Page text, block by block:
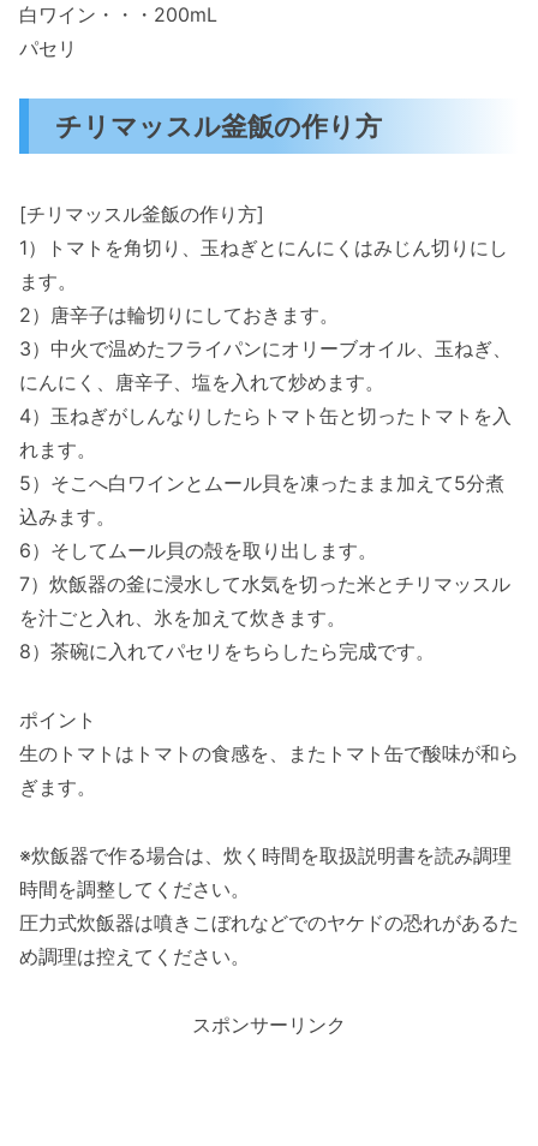
白ワイン・・・200mL
パセリ
チリマッスル釜飯の作り方
[チリマッスル釜飯の作り方]
1）トマトを角切り、玉ねぎとにんにくはみじん切りにし
ます。
2）唐辛子は輪切りにしておきます。
3）中火で温めたフライパンにオリーブオイル、玉ねぎ、
にんにく、唐辛子、塩を入れて炒めます。
4）玉ねぎがしんなりしたらトマト缶と切ったトマトを入
れます。
5）そこへ白ワインとムール貝を凍ったまま加えて5分煮
込みます。
6）そしてムール貝の殻を取り出します。
7）炊飯器の釜に浸水して水気を切った米とチリマッスル
を汁ごと入れ、氷を加えて炊きます。
8）茶碗に入れてパセリをちらしたら完成です。
ポイント
生のトマトはトマトの食感を、またトマト缶で酸味が和ら
ぎます。
※炊飯器で作る場合は、炊く時間を取扱説明書を読み調理
時間を調整してください。
圧力式炊飯器は噴きこぼれなどでのヤケドの恐れがあるた
め調理は控えてください。
スポンサーリンク